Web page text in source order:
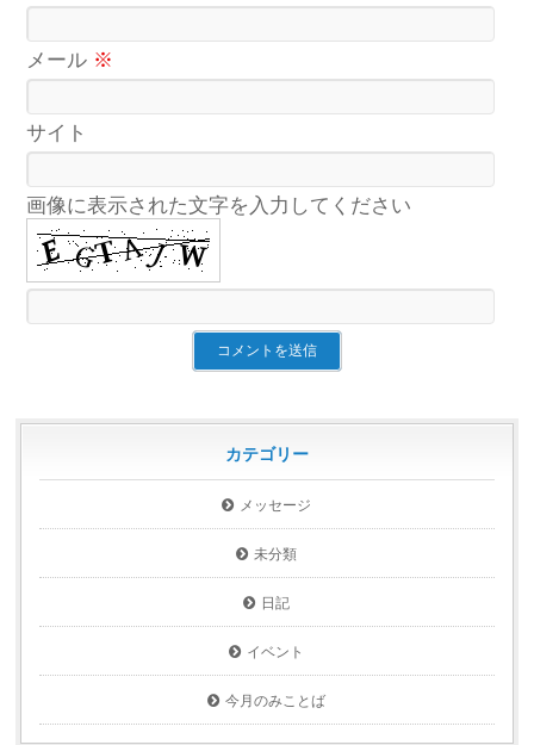
メール ※
サイト
画像に表示された文字を入力してください
カテゴリー
メッセージ
未分類
日記
イベント
今月のみことば